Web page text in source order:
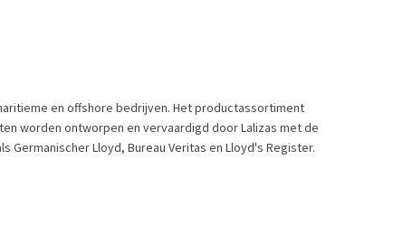
en offshore bedrijven. Het productassortiment
worden ontworpen en vervaardigd door Lalizas met de
Lloyd, Bureau Veritas en Lloyd's Register.